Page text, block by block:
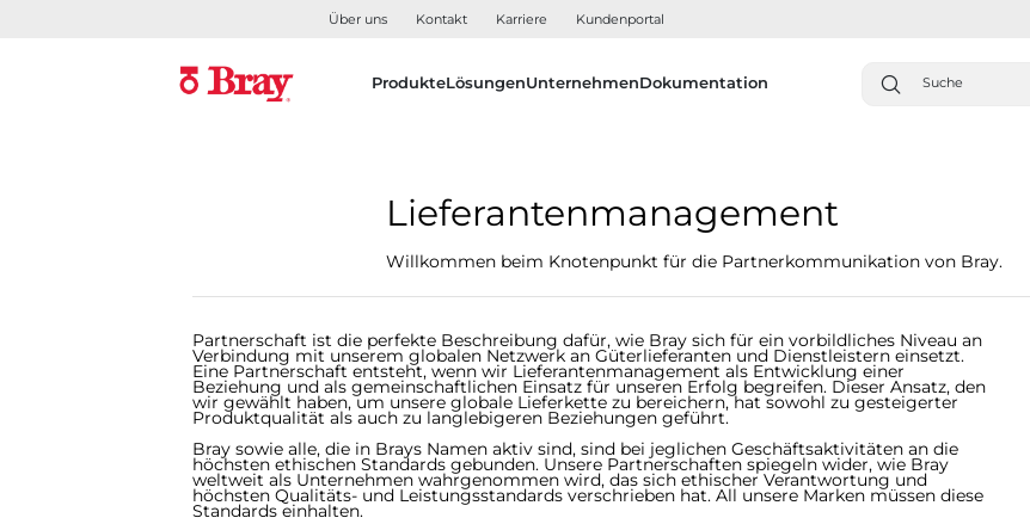
Über uns Kontakt Karriere Kundenportal
ProdukteLösungenUnternehmenDokumentation
Lieferantenmanagement
Willkommen beim Knotenpunkt für die Partnerkommunikation von Bray.
Partnerschaft ist die perfekte Beschreibung dafür, wie Bray sich für ein vorbildliches Niveau an
Verbindung mit unserem globalen Netzwerk an Güterlieferanten und Dienstleistern einsetzt.
Eine Partnerschaft entsteht, wenn wir Lieferantenmanagement als Entwicklung einer
Beziehung und als gemeinschaftlichen Einsatz für unseren Erfolg begreifen. Dieser Ansatz, den
wir gewählt haben, um unsere globale Lieferkette zu bereichern, hat sowohl zu gesteigerter
Produktqualität als auch zu langlebigeren Beziehungen geführt.
Bray sowie alle, die in Brays Namen aktiv sind, sind bei jeglichen Geschäftsaktivitäten an die
höchsten ethischen Standards gebunden. Unsere Partnerschaften spiegeln wider, wie Bray
weltweit als Unternehmen wahrgenommen wird, das sich ethischer Verantwortung und
höchsten Qualitäts- und Leistungsstandards verschrieben hat. All unsere Marken müssen diese
Standards einhalten.